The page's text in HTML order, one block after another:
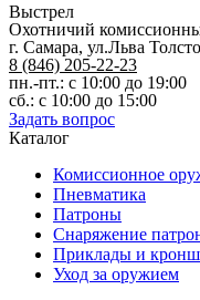
Выстрел
Охотничий
г. Самара, ул.Льва
8 (846) 205-22-23
пн.-пт.: с 10:00 до 19:00
сб.: с 10:00 до 15:00
Задать вопрос
Каталог
Комиссионное
Пневматика
Патроны
Снаряжение
Приклады и
Уход за оружием